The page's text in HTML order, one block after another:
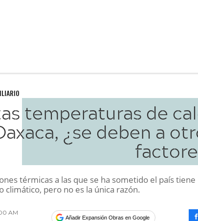
temperaturas de
¿se deben a
térmicas a las que se ha sometido el país
climático, pero no es la única razón.
AM
Añadir Expansión Obras en Google